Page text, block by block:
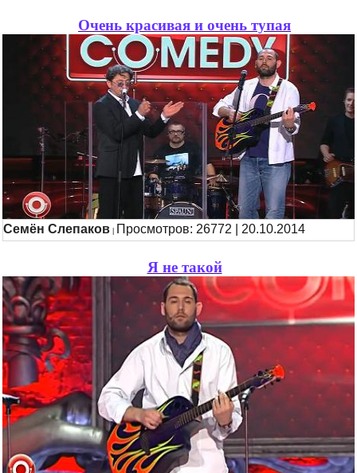
Очень красивая и очень тупая
Семён Слепаков Просмотров: 26772 | 20.10.2014
Я не такой